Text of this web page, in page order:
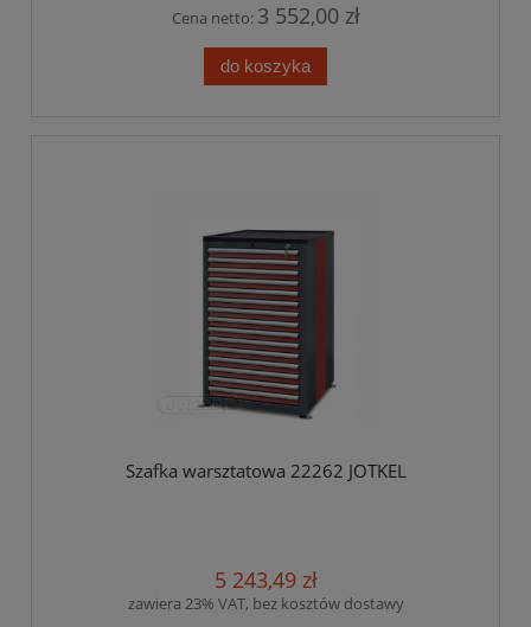
Cena netto: 3 552,00 zł
do koszyka
Szafka warsztatowa 22262 JOTKEL
5 243,49 zł
zawiera 23% VAT, bez kosztów dostawy